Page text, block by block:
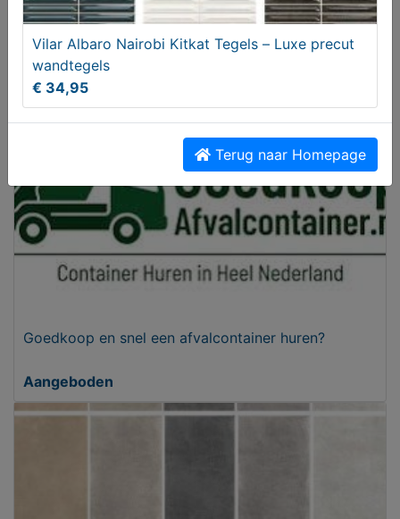
Vlonderplank geimpregneerd 28 x 145 x 3000 mm
€ 11,75
Goedkoop en snel een afvalcontainer huren?
Aangeboden
Vilar Albaro Nairobi Kitkat Tegels – Luxe precut
wandtegels
€ 34,95
Terug naar Homepage